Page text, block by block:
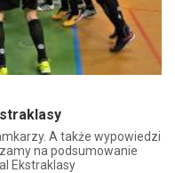
A także wypowiedzi
na podsumowanie
Ekstraklasy